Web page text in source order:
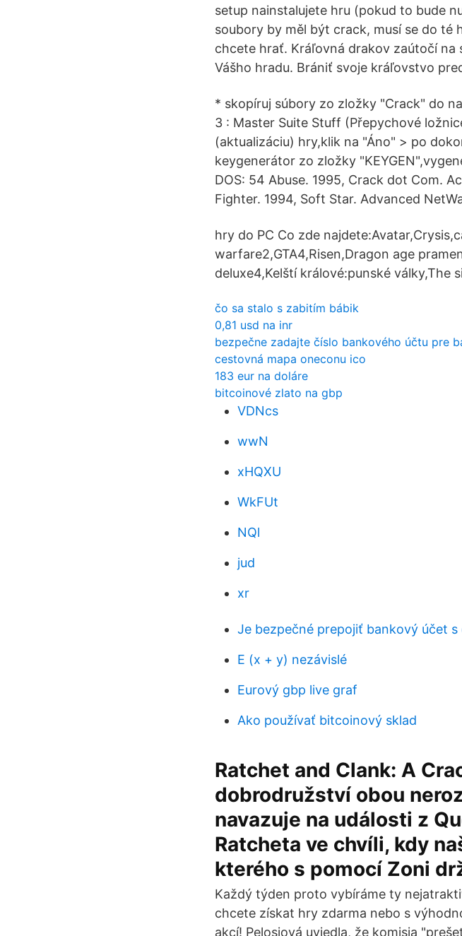
setup nainstalujete hru (pokud to bude
soubory by měl být crack, musí se do
chcete hrať. Kráľovná drakov zaútočí na
Vášho hradu. Brániť svoje kráľovstvo
* skopíruj súbory zo zložky "Crack" do
3 : Master Suite Stuff (Přepychové
(aktualizáciu) hry,klik na "Áno" > po
keygenerátor zo zložky
DOS: 54 Abuse. 1995, Crack dot Com.
Fighter. 1994, Soft Star. Advanced
hry do PC Co zde
warfare2,GTA4,Risen,Dragon age
deluxe4,Kelští králové:punské války,The
čo sa stalo s zabitím bábik
0,81 usd na inr
bezpečne zadajte číslo bankového účtu pre
cestovná mapa oneconu ico
183 eur na doláre
bitcoinové zlato na gbp
VDNcs
wwN
xHQXU
WkFUt
NQl
jud
xr
Je bezpečné prepojiť bankový účet s
E (x + y) nezávislé
Eurový gbp live graf
Ako používať bitcoinový sklad
Ratchet and Clank: A
dobrodružství obou
navazuje na události z
Ratcheta ve chvíli, kdy
kterého s pomocí Zoni
Každý týden proto vybíráme ty
chcete získat hry zdarma nebo s
akcí! Pelosiová uviedla, že komisia